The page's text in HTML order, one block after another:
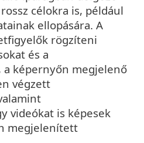
célokra is, például
ellopására. A
rögzíteni
és a
képernyőn megjelenő
végzett
videókat is képesek
megjelenített